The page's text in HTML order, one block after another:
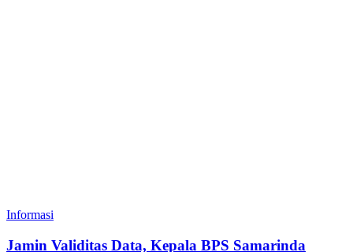
Informasi
Jamin Validitas Data, Kepala BPS Samarinda